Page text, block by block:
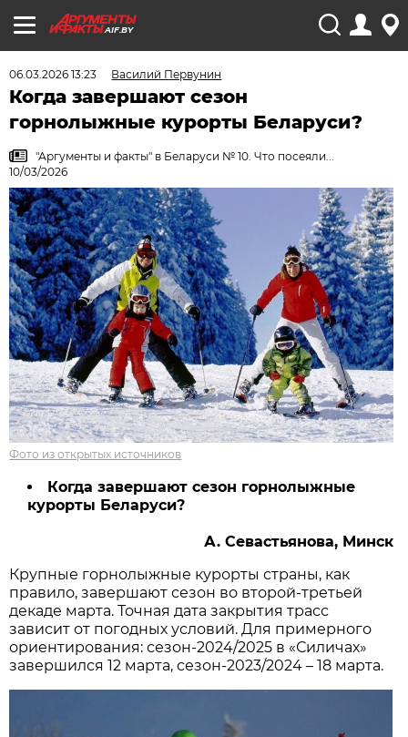
AIF.BY
06.03.2026 13:23 Василий Первунин
Когда завершают сезон
горнолыжные курорты Беларуси?
"Аргументы и факты" в Беларуси № 10. Что посеяли...
10/03/2026
Фото из открытых источников
Когда завершают сезон горнолыжные
курорты Беларуси?
А. Севастьянова, Минск
Крупные горнолыжные курорты страны, как
правило, завершают сезон во второй-третьей
декаде марта. Точная дата закрытия трасс
зависит от погодных условий. Для примерного
ориентирования: сезон-2024/2025 в «Силичах»
завершился 12 марта, сезон-2023/2024 – 18 марта.